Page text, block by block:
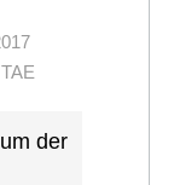
um der